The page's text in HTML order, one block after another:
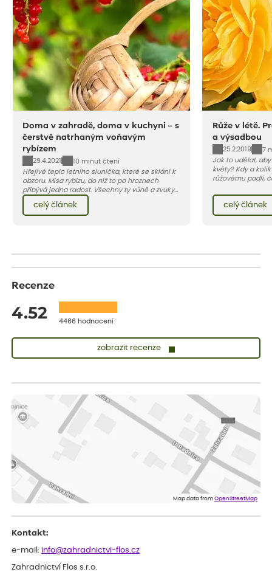
Doma v zahradě, doma v kuchyni – s
čerstvě natrhaným voňavým
rybízem
29.4.2021
10 minut čtení
Hřejivé teplo letního sluníčka, které se sklání k
obzoru. Mísa rybízu, do níž to po hroznech
přibývá jedna radost. Všechny ty vůně a zvuky
červencové zahrady. Sklizeň rybízu do kuchyně
vnese neuvěřitelný klid a radost. A taky trochu
bezstarostnosti dětství při mlsání babiččina
celý článek
Růže v létě.
a výsadbou
25.2.2019
7
Jak to udělat,
květy? Kdy a
růžovému padlí,
najdete v našem
celý článek
Recenze
4.52 4466 hodnocení
zobrazit recenze
Vše v pořádku, jsem spokojena.
ověřený nákup dnes
Rostlina mi přišla v dobrém stavu, jsem spokojená.
Zuzana
Spokojenost s dodáním kvalitních rostlin
Map data fromOpenStreetMap
Kontakt:
e-mail: info@zahradnictvi-flos.cz
Zahradnictví Flos s.r.o.